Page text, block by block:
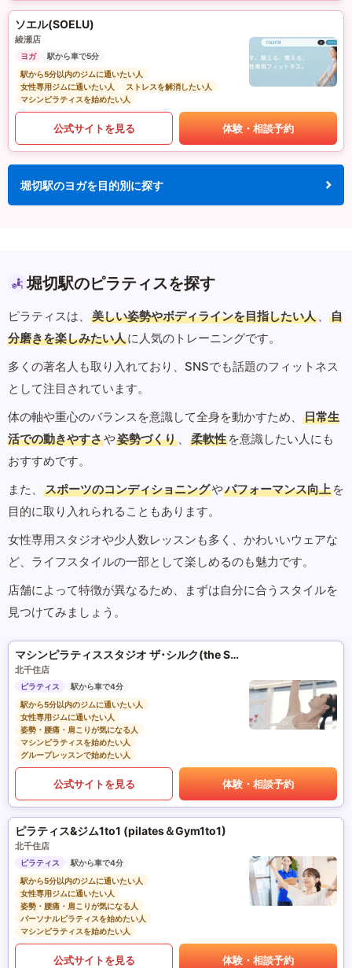
ソエル(SOELU)
綾瀬店
ヨガ
駅から車で5分
駅から5分以内のジムに通いたい人
女性専用ジムに通いたい人
ストレスを解消したい人
マシンピラティスを始めたい人
公式サイトを見る 体験・相談予約
堀切駅のヨガを目的別に探す
堀切駅のピラティスを探す
ピラティスは、 美しい姿勢やボディラインを目指したい人 、
自
分磨きを楽しみたい人に人気のトレーニングです。
多くの著名人も取り入れており、SNSでも話題のフィットネス
として注目されています。
体の軸や重心のバランスを意識して全身を動かすため、
日常生
活での動きやすさや姿勢づくり 、 柔軟性 を意識したい人にも
おすすめです。
また、
スポーツのコンディショニングやパフォーマンス向上 を
目的に取り入れられることもあります。
女性専用スタジオや少人数レッスンも多く、かわいいウェアな
ど、ライフスタイルの一部として楽しめるのも魅力です。
店舗によって特徴が異なるため、まずは自分に合うスタイルを
見つけてみましょう。
マシンピラティススタジオ ザ･シルク(the SILK)
北千住店
ピラティス
駅から車で4分
駅から5分以内のジムに通いたい人
女性専用ジムに通いたい人
姿勢・腰痛・肩こりが気になる人
マシンピラティスを始めたい人
グループレッスンで始めたい人
公式サイトを見る 体験・相談予約
ピラティス&ジム1to1 (pilates＆Gym1to1)
北千住店
ピラティス
駅から車で4分
駅から5分以内のジムに通いたい人
女性専用ジムに通いたい人
姿勢・腰痛・肩こりが気になる人
パーソナルピラティスを始めたい人
マシンピラティスを始めたい人
公式サイトを見る 体験・相談予約